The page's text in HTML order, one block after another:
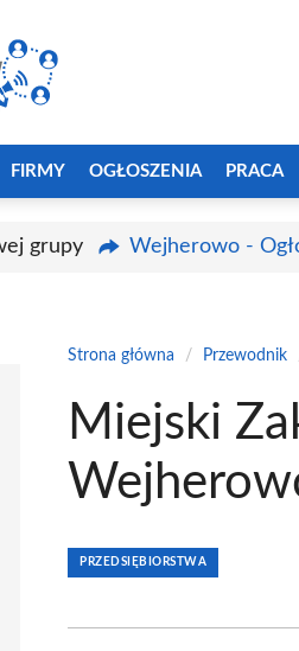
FIRMY OGŁOSZENIA PRACA
grupy Wejherowo -
Strona główna / Przewodnik
Miejski
PRZEDSIĘBIORSTWA